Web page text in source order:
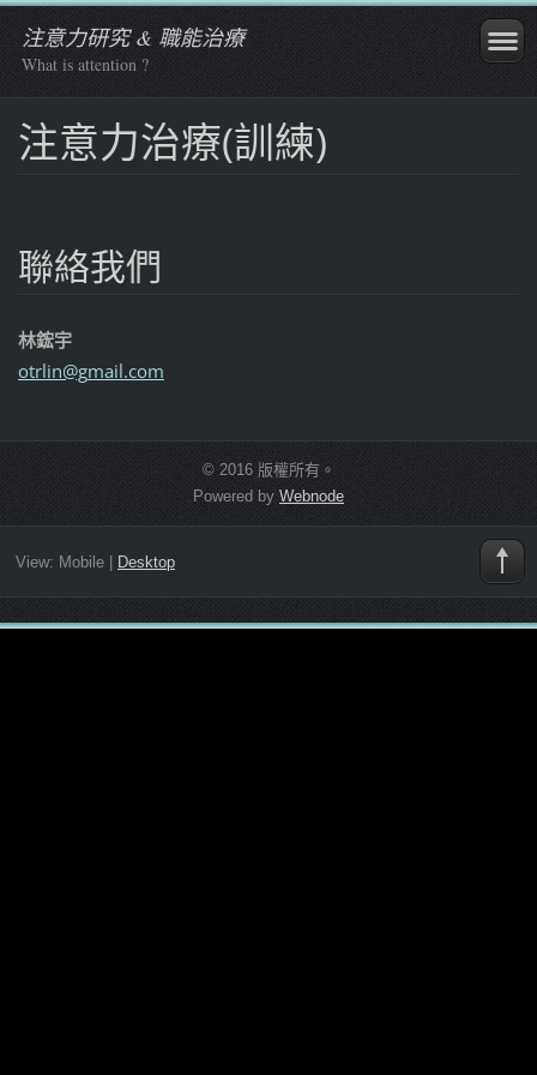
注意力研究 & 職能治療
What is attention ?
注意力治療(訓練)
聯絡我們
林鋐宇
otrlin@gmail.com
© 2016 版權所有。
Powered by Webnode
View: Mobile| Desktop